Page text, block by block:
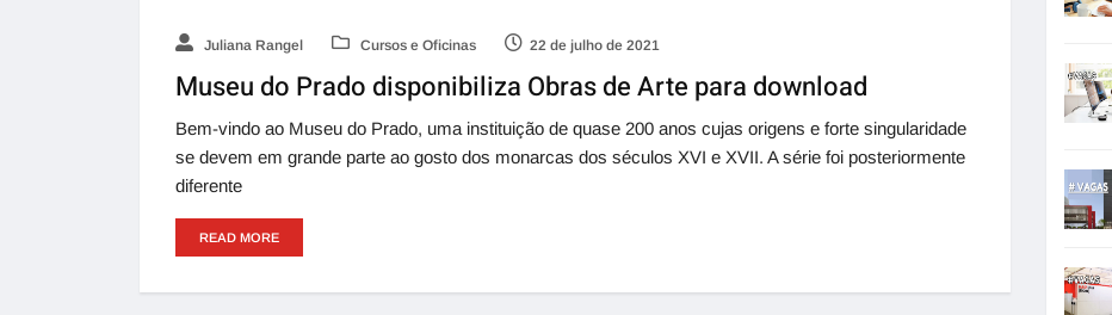
Juliana Rangel Cursos e Oficinas 22 de julho de 2021
Museu do Prado disponibiliza Obras de Arte para download
Bem-vindo ao Museu do Prado, uma instituição de quase 200 anos cujas origens e forte singularidade
se devem em grande parte ao gosto dos monarcas dos séculos XVI e XVII. A série foi posteriormente
diferente
READ MORE